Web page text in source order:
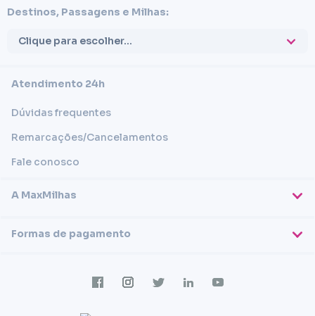
Destinos, Passagens e Milhas:
Clique para escolher...
A MaxMilhas
Atendimento 24h
Dúvidas frequentes
Remarcações/Cancelamentos
Fale conosco
Formas de pagamento